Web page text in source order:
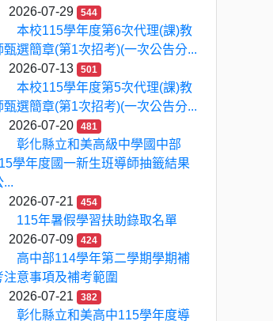
2026-07-29
544
本校115學年度第6次代理(課)教
甄選簡章(第1次招考)(一次公告分...
2026-07-13
501
本校115學年度第5次代理(課)教
甄選簡章(第1次招考)(一次公告分...
2026-07-20
481
彰化縣立和美高級中學國中部
學年度國一新生班導師抽籤結果
...
2026-07-21
454
115年暑假學習扶助錄取名單
2026-07-09
424
高中部114學年第二學期學期補
注意事項及補考範圍
2026-07-21
382
彰化縣立和美高中115學年度導